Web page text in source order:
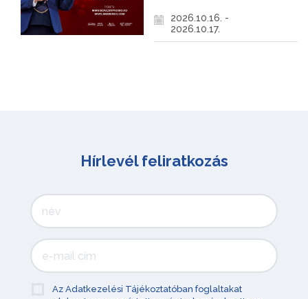
2026.10.16. -
2026.10.17.
Hírlevél feliratkozás
Az Adatkezelési Tájékoztatóban foglaltakat